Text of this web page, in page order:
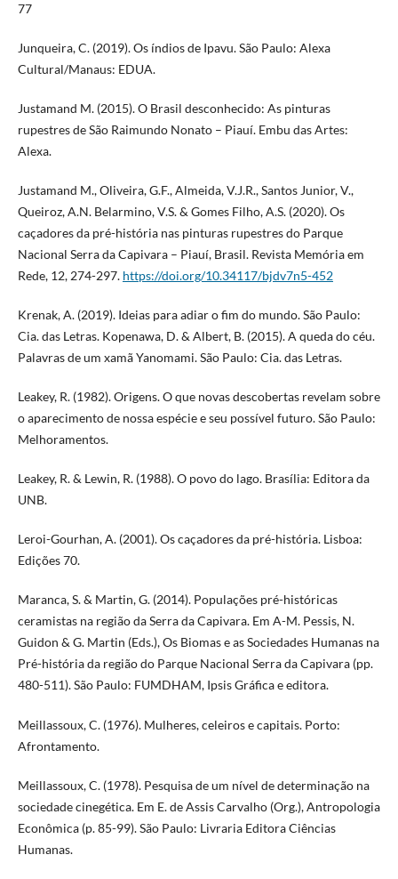
77
Junqueira, C. (2019). Os índios de Ipavu. São Paulo: Alexa
Cultural/Manaus: EDUA.
Justamand M. (2015). O Brasil desconhecido: As pinturas
rupestres de São Raimundo Nonato – Piauí. Embu das Artes:
Alexa.
Justamand M., Oliveira, G.F., Almeida, V.J.R., Santos Junior, V.,
Queiroz, A.N. Belarmino, V.S. & Gomes Filho, A.S. (2020). Os
caçadores da pré-história nas pinturas rupestres do Parque
Nacional Serra da Capivara – Piauí, Brasil. Revista Memória em
Rede, 12, 274-297. https://doi.org/10.34117/bjdv7n5-452
Krenak, A. (2019). Ideias para adiar o fim do mundo. São Paulo:
Cia. das Letras. Kopenawa, D. & Albert, B. (2015). A queda do céu.
Palavras de um xamã Yanomami. São Paulo: Cia. das Letras.
Leakey, R. (1982). Origens. O que novas descobertas revelam sobre
o aparecimento de nossa espécie e seu possível futuro. São Paulo:
Melhoramentos.
Leakey, R. & Lewin, R. (1988). O povo do lago. Brasília: Editora da
UNB.
Leroi-Gourhan, A. (2001). Os caçadores da pré-história. Lisboa:
Edições 70.
Maranca, S. & Martin, G. (2014). Populações pré-históricas
ceramistas na região da Serra da Capivara. Em A-M. Pessis, N.
Guidon & G. Martin (Eds.), Os Biomas e as Sociedades Humanas na
Pré-história da região do Parque Nacional Serra da Capivara (pp.
480-511). São Paulo: FUMDHAM, Ipsis Gráfica e editora.
Meillassoux, C. (1976). Mulheres, celeiros e capitais. Porto:
Afrontamento.
Meillassoux, C. (1978). Pesquisa de um nível de determinação na
sociedade cinegética. Em E. de Assis Carvalho (Org.), Antropologia
Econômica (p. 85-99). São Paulo: Livraria Editora Ciências
Humanas.